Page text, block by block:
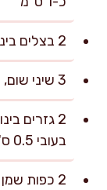
2 בצלים בינוניים, כ-300 גרם, פרוסים לחצאי טבעות
3 שיני שום, כ-15 גרם, פרוסות דק
בעובי 0.5 ס"מ
2 כפות שמן קנולה או שמן זית, כ-30 מ"ל